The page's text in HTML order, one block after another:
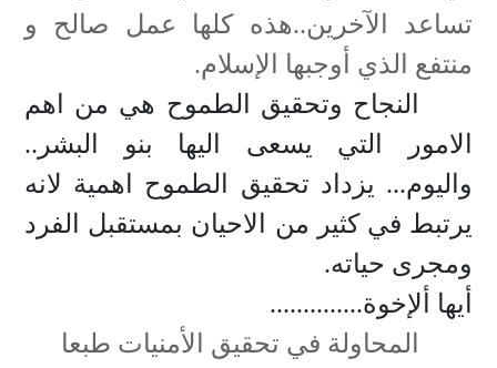
تساعد الآخرين..هذه كلها عمل صالح و
منتفع الذي أوجبها الإسلام.
النجاح وتحقيق الطموح هي من اهم
الامور التي يسعى اليها بنو البشر..
واليوم... يزداد تحقيق الطموح اهمية لانه
يرتبط في كثير من الاحيان بمستقبل الفرد
ومجرى حياته.
أيها ألإخوة..............
المحاولة في تحقيق الأمنيات طبعا